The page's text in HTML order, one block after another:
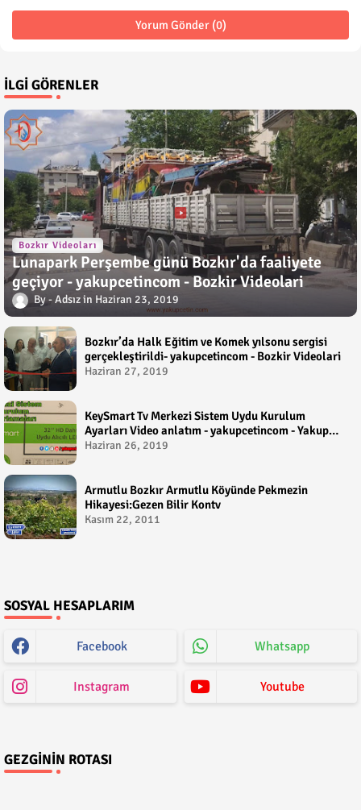
Yorum Gönder (0)
İLGI GÖRENLER
Bozkır Videoları
Lunapark Perşembe günü Bozkır'da faaliyete
geçiyor - yakupcetincom - Bozkir Videolari
Adsız Haziran 23, 2019
Bozkır’da Halk Eğitim ve Komek yılsonu sergisi
gerçekleştirildi- yakupcetincom - Bozkir Videolari
Haziran 27, 2019
KeySmart Tv Merkezi Sistem Uydu Kurulum
Ayarları Video anlatım - yakupcetincom - Yakup
Çetin
Haziran 26, 2019
Armutlu Bozkır Armutlu Köyünde Pekmezin
Hikayesi:Gezen Bilir Kontv
Kasım 22, 2011
SOSYAL HESAPLARIM
Facebook Whatsapp
Instagram Youtube
GEZGININ ROTASI